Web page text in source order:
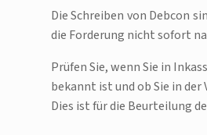
Die Schreiben von Debcon
die Forderung nicht sofort
Prüfen Sie, wenn Sie in
bekannt ist und ob Sie in
Dies ist für die Beurteilung